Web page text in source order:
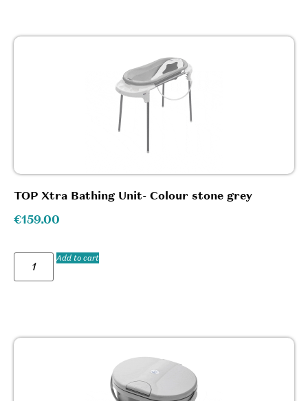
TOP Xtra Bathing Unit- Colour stone grey
€159.00
Add to cart